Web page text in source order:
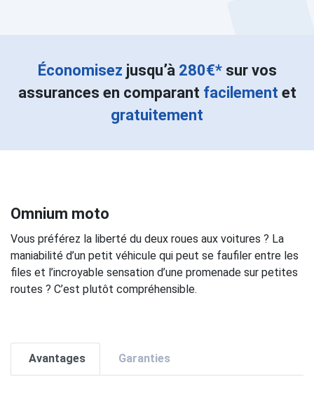
Économisez jusqu’à 280€*sur vos
assurances en comparant facilement et
gratuitement
Omnium moto
Vous préférez la liberté du deux roues aux voitures ? La
maniabilité d’un petit véhicule qui peut se faufiler entre les
files et l’incroyable sensation d’une promenade sur petites
routes ? C’est plutôt compréhensible.
Avantages Garanties